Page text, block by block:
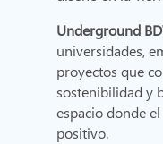
Underground
universidades,
proyectos que
sostenibilidad y
espacio donde
positivo.